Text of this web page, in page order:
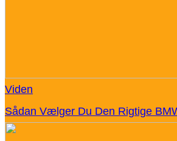
Viden
Sådan Vælger Du Den Rigtige